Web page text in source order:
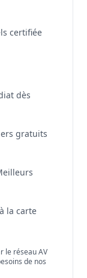
certifiée
dès
gratuits
la carte
le réseau AV
de nos